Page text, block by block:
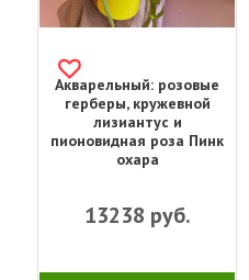
Акварельный: розовые
герберы, кружевной
лизиантус и
пионовидная роза Пинк
охара
13238 руб.